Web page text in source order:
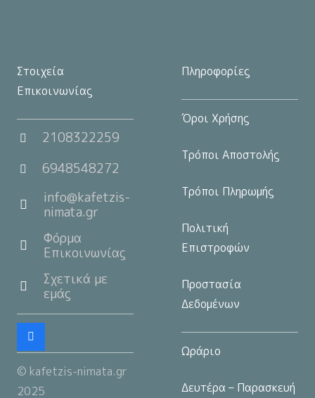
Στοιχεία
Επικοινωνίας
2108322259
6948548272
info@kafetzis-
nimata.gr
Φόρμα
Επικοινωνίας
Σχετικά με
εμάς
© kafetzis-nimata.gr
2025
Πληροφορίες
Όροι Χρήσης
Τρόποι Αποστολής
Τρόποι Πληρωμής
Πολιτική
Επιστροφών
Προστασία
Δεδομένων
Ωράριο
Δευτέρα – Παρασκευή